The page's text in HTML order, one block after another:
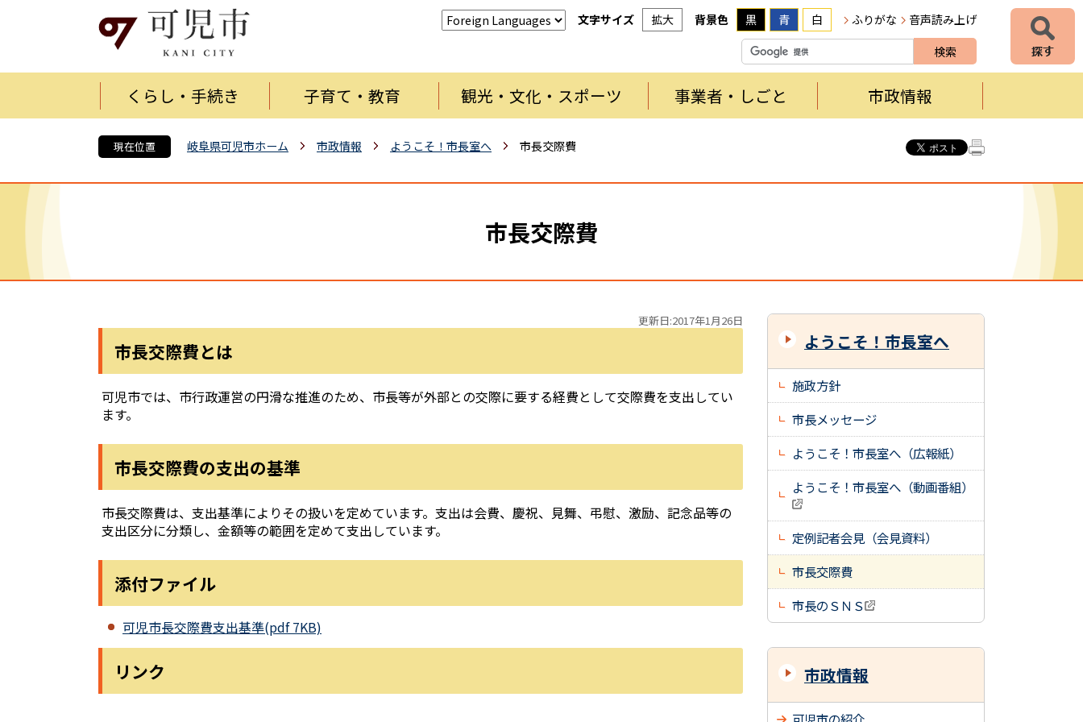
文字サイズ 拡大 背景色 黒 青 白 ふりがな 音声読み上げ
くらし・手続き 子育て・教育 観光・文化・スポーツ 事業者・しごと 市政情報
現在位置 岐阜県可児市ホーム 市政情報 ようこそ！市長室へ 市長交際費
市長交際費
更新日:2017年1月26日
市長交際費とは
可児市では、市行政運営の円滑な推進のため、市長等が外部との交際に要する経費として交際費を支出してい
ます。
市長交際費の支出の基準
市長交際費は、支出基準によりその扱いを定めています。支出は会費、慶祝、見舞、弔慰、激励、記念品等の
支出区分に分類し、金額等の範囲を定めて支出しています。
添付ファイル
可児市長交際費支出基準(pdf 7KB)
リンク
ようこそ！市長室へ
施政方針
市長メッセージ
ようこそ！市長室へ（広報紙）
ようこそ！市長室へ（動画番組）
定例記者会見（会見資料）
市長交際費
市長のＳＮＳ
市政情報